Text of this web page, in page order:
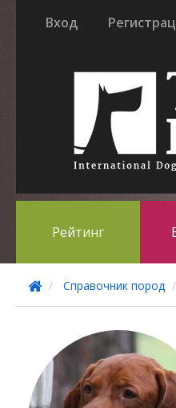
Вход
Рейтинг
Справочник пород